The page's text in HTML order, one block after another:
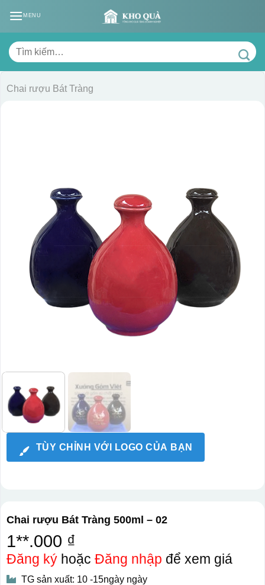
MENU
Tìm
kiếm:
Chai rượu Bát Tràng
TÙY CHỈNH VỚI LOGO CỦA BẠN
Chai rượu Bát Tràng 500ml – 02
1**.000 ₫
Đăng kýhoặc Đăng nhập để xem giá
TG sản xuất: 10 -15ngày ngày